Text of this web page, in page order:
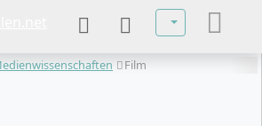
Sprache
Film